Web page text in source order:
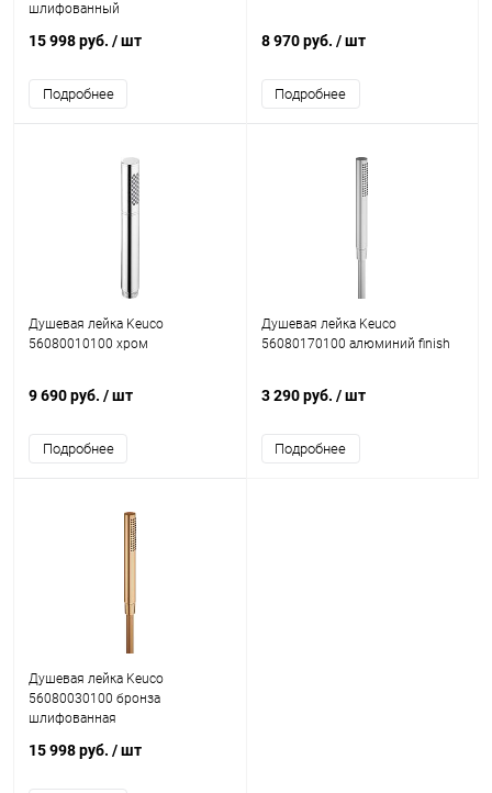
шлифованный
15 998 руб. / шт
Подробнее
8 970 руб. / шт
Подробнее
Душевая лейка Keuco
56080010100 хром
9 690 руб. / шт
Подробнее
Душевая лейка Keuco
56080170100 алюминий finish
3 290 руб. / шт
Подробнее
Душевая лейка Keuco
56080030100 бронза
шлифованная
15 998 руб. / шт